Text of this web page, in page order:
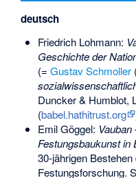
deutsch
Friedrich Lohmann:
Geschichte der
(= Gustav Schmoller
Duncker & Humblot,
(babel.hathitrust.org
Emil Göggel:
Festungsbaukunst in
30-jährigen
Festungsforschung.